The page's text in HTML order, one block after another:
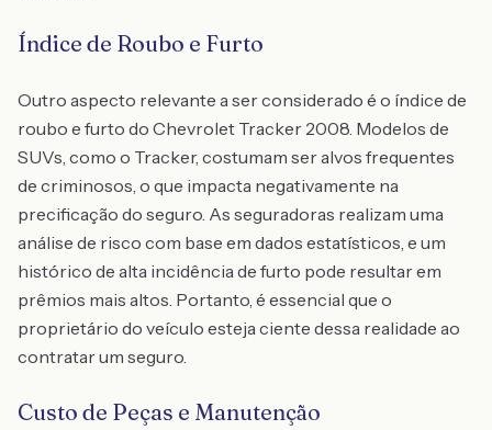
Índice de Roubo e Furto
Outro aspecto relevante a ser considerado é o índice de
roubo e furto do Chevrolet Tracker 2008. Modelos de
SUVs, como o Tracker, costumam ser alvos frequentes
de criminosos, o que impacta negativamente na
precificação do seguro. As seguradoras realizam uma
análise de risco com base em dados estatísticos, e um
histórico de alta incidência de furto pode resultar em
prêmios mais altos. Portanto, é essencial que o
proprietário do veículo esteja ciente dessa realidade ao
contratar um seguro.
Custo de Peças e Manutenção